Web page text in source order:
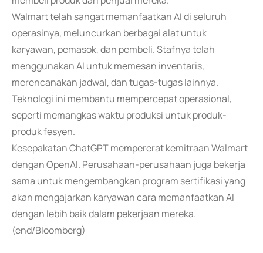
Walmart telah sangat memanfaatkan AI di seluruh
operasinya, meluncurkan berbagai alat untuk
karyawan, pemasok, dan pembeli. Stafnya telah
menggunakan AI untuk memesan inventaris,
merencanakan jadwal, dan tugas-tugas lainnya.
Teknologi ini membantu mempercepat operasional,
seperti memangkas waktu produksi untuk produk-
produk fesyen.
Kesepakatan ChatGPT mempererat kemitraan Walmart
dengan OpenAI. Perusahaan-perusahaan juga bekerja
sama untuk mengembangkan program sertifikasi yang
akan mengajarkan karyawan cara memanfaatkan AI
dengan lebih baik dalam pekerjaan mereka.
(end/Bloomberg)